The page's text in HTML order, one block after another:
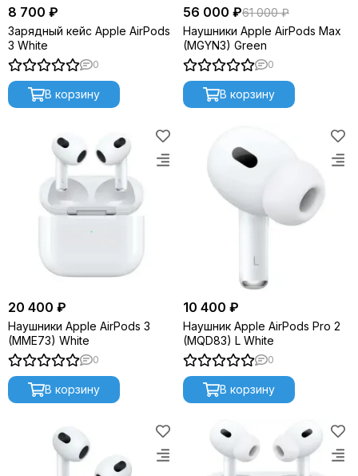
8 700 ₽
Зарядный кейс Apple AirPods
3 White
0
В корзину
56 000 ₽61 000 ₽
Наушники Apple AirPods Max
(MGYN3) Green
0
В корзину
20 400 ₽
Наушники Apple AirPods 3
(MME73) White
0
В корзину
10 400 ₽
Наушник Apple AirPods Pro 2
(MQD83) L White
0
В корзину